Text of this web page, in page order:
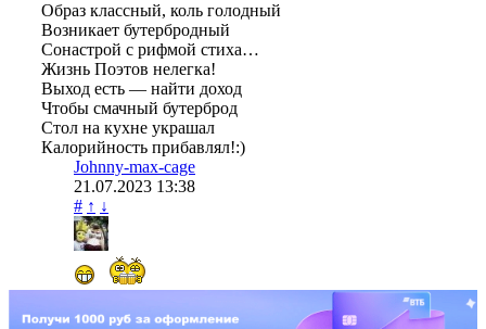
Образ классный, коль голодный
Возникает бутербродный
Сонастрой с рифмой стиха…
Жизнь Поэтов нелегка!
Выход есть — найти доход
Чтобы смачный бутерброд
Стол на кухне украшал
Калорийность прибавлял!:)
Johnny-max-cage
21.07.2023 13:38
# ↑ ↓